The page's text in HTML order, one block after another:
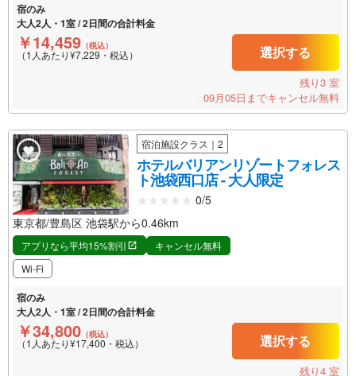
宿のみ
大人2人・1室 / 2日間の合計料金
￥14,459 （税込）
（1人あたり¥7,229・税込） 選択する
残り3 室
09月05日までキャンセル無料
宿泊施設クラス｜2
ホテルバリアンリゾートフォレス
ト池袋西口店 - 大人限定
0/5
東京都/豊島区 池袋駅から0.46km
アプリなら平均15%割引
キャンセル無料
Wi-Fi
宿のみ
大人2人・1室 / 2日間の合計料金
￥34,800 （税込）
（1人あたり¥17,400・税込） 選択する
残り4 室